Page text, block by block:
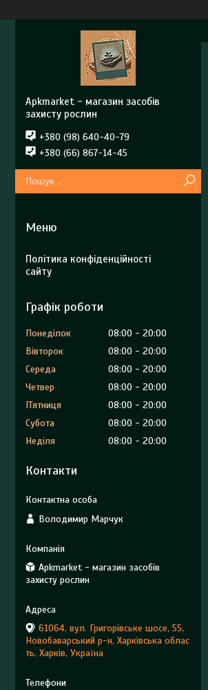
Apkmarket - магазин засобів
захисту рослин
+380 (98) 640-40-79
+380 (66) 867-14-45
Політика конфіденційності
сайту
Графік роботи
Понеділок 08:00
20:00
Вівторок
08:00
20:00
Середа
08:00
20:00
Четвер
08:00
20:00
Пʼятниця
08:00
20:00
Субота
08:00
20:00
Неділя
08:00 20:00
Контакти
Володимир Марчук
Apkmarket - магазин засобів
захисту рослин
61064, вул. Григорівське шосе, 55,
Новобаварський р-н, Харківська облас
ть, Харків, Україна